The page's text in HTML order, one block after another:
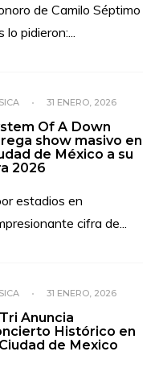
de Camilo Séptimo
lo pidieron:
• 31 ENERO, 2026
Of A Down
show masivo en
de México a su
2026
estadios en
cifra de
• 31 ENERO, 2026
Anuncia
Histórico en
de Mexico